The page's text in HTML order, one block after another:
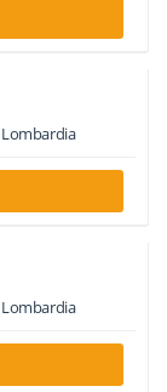
Lombardia
Lombardia